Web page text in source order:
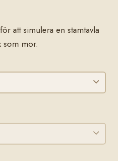
att simulera en stamtavla
mor.